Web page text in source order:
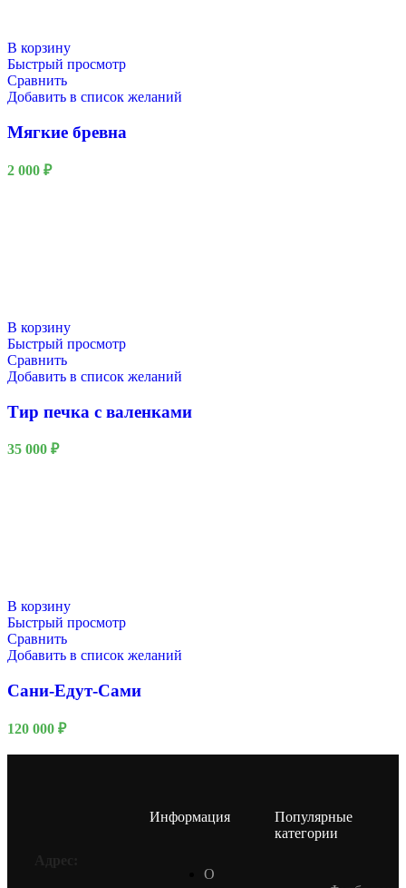
В корзину
Быстрый просмотр
Сравнить
Добавить в список желаний
Мягкие бревна
2 000 ₽
В корзину
Быстрый просмотр
Сравнить
Добавить в список желаний
Тир печка с валенками
35 000 ₽
В корзину
Быстрый просмотр
Сравнить
Добавить в список желаний
Сани-Едут-Сами
120 000 ₽
Информация
О
Популярные
категории